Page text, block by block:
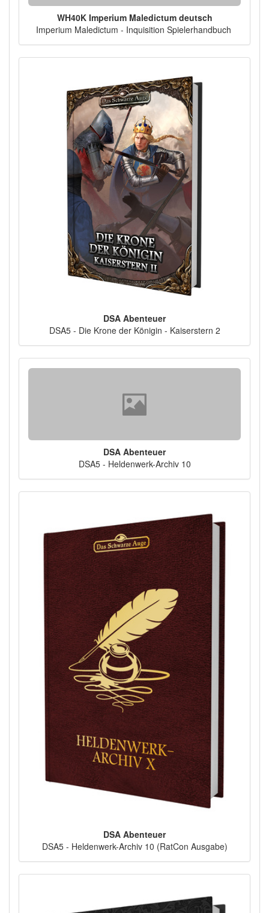
WH40K Imperium Maledictum deutsch
Imperium Maledictum - Inquisition Spielerhandbuch
DSA Abenteuer
DSA5 - Die Krone der Königin - Kaiserstern 2
DSA Abenteuer
DSA5 - Heldenwerk-Archiv 10
DSA Abenteuer
DSA5 - Heldenwerk-Archiv 10 (RatCon Ausgabe)